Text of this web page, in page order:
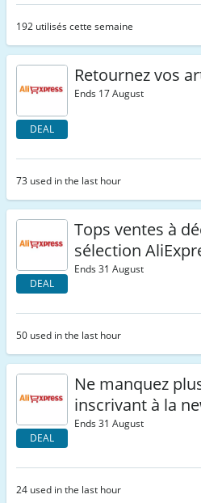
192 utilisés cette semaine
DEAL
Retournez vos
Ends 17 August
73 used in the last hour
DEAL
Tops ventes à
sélection
Ends 31 August
50 used in the last hour
DEAL
Ne manquez
inscrivant à la
Ends 31 August
24 used in the last hour